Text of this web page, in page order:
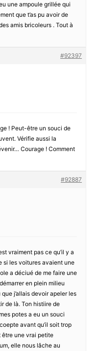
une ampoule grillée qui
que t’as pu avoir de
amis bricoleurs . Tout à
#92397
! Peut-être un souci de
Vérifie aussi la
Courage ! Comment
#92887
vraiment pas ce qu’il y a
si les voitures avaient une
a déciué de me faire une
en plein milieu
j’allais devoir apeler les
de là. Ton histiire de
potes a eu un souci
avant qu’il soit trop
être une vrai petite
elle nous lâche au